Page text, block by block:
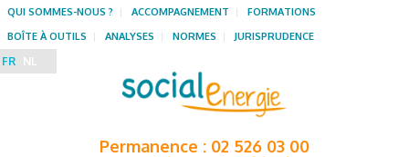
Permanence : 02 526 03 00
QUI SOMMES-NOUS ? ACCOMPAGNEMENT
FORMATIONS
BOÎTE À OUTILS
ANALYSES NORMES JURISPRUDENCE
FR NL